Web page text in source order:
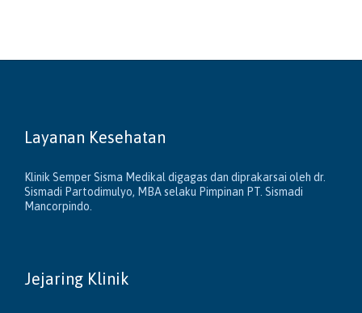
Layanan Kesehatan
Klinik Semper Sisma Medikal digagas dan diprakarsai oleh dr.
Sismadi Partodimulyo, MBA selaku Pimpinan PT. Sismadi
Mancorpindo.
Jejaring Klinik